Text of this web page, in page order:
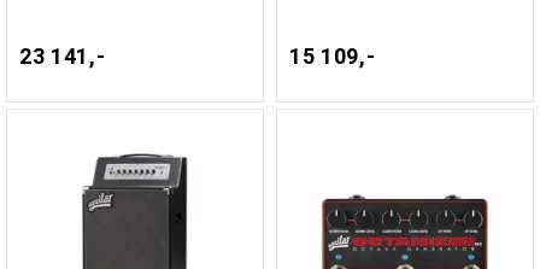
23 141,- 15 109,-